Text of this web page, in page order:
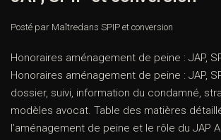
Posté par Maîtredans SPIP et conversion
Honoraires aménagement de peine : JAP,
Honoraires aménagement de peine : JAP,
dossier, suivi, information du condamné,
modèles avocat. Table des matières
l’aménagement de peine et le rôle du JAP